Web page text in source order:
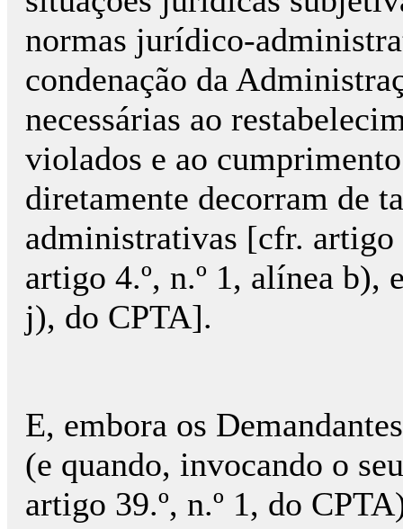
normas jurídico-
condenação da
necessárias ao
violados e ao
diretamente decorram de
administrativas [cfr. artigo
artigo 4.º, n.º 1, alínea b),
j), do CPTA].
E, embora os
(e quando, invocando o
artigo 39.º, n.º 1, do